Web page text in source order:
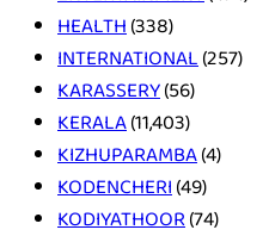
HEALTH(338)
INTERNATIONAL(257)
KARASSERY(56)
KERALA(11,403)
KIZHUPARAMBA(4)
KODENCHERI(49)
KODIYATHOOR(74)